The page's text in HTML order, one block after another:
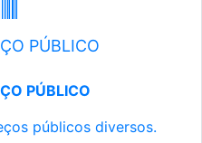
PÚBLICO
PÚBLICO
públicos diversos.